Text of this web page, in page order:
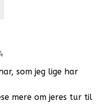
som jeg lige har
mere om jeres tur til